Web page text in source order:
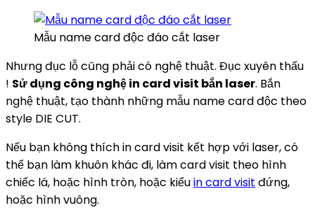
Mẫu name card độc đáo cắt laser
Nhưng đục lỗ cũng phải có nghệ thuật. Đục xuyên thấu
! Sử dụng công nghệ in card visit bắn laser. Bắn
nghệ thuật, tạo thành những mẫu name card độc theo
style DIE CUT.
Nếu bạn không thích in card visit kết hợp với laser, có
thể bạn làm khuôn khác đi, làm card visit theo hình
chiếc lá, hoặc hình tròn, hoặc kiểuin card visit đứng,
hoặc hình vuông.